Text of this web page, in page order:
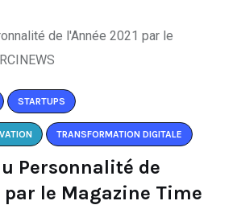
STARTUPS
TRANSFORMATION DIGITALE
Personnalité de
par le Magazine Time